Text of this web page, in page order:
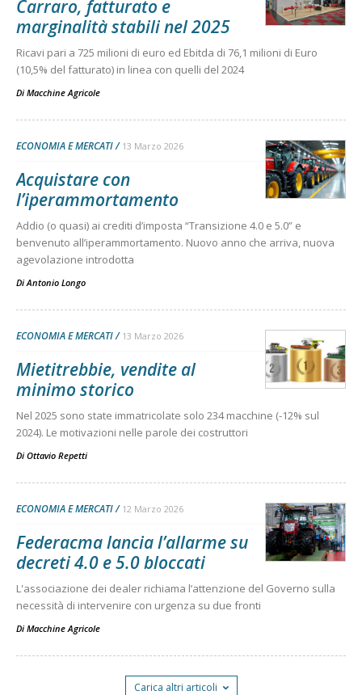
Carraro, fatturato e
marginalità stabili nel 2025
Ricavi pari a 725 milioni di euro ed Ebitda di 76,1 milioni di Euro
(10,5% del fatturato) in linea con quelli del 2024
Di Macchine Agricole
ECONOMIA E MERCATI 13 Marzo 2026
Acquistare con
l’iperammortamento
Addio (o quasi) ai crediti d’imposta “Transizione 4.0 e 5.0” e
benvenuto all’iperammortamento. Nuovo anno che arriva, nuova
agevolazione introdotta
DiAntonio Longo
ECONOMIA E MERCATI 13 Marzo 2026
Mietitrebbie, vendite al
minimo storico
Nel 2025 sono state immatricolate solo 234 macchine (-12% sul
2024). Le motivazioni nelle parole dei costruttori
Di Ottavio Repetti
ECONOMIA E MERCATI 12 Marzo 2026
Federacma lancia l’allarme su
decreti 4.0 e 5.0 bloccati
L'associazione dei dealer richiama l’attenzione del Governo sulla
necessità di intervenire con urgenza su due fronti
Di Macchine Agricole
Carica altri articoli